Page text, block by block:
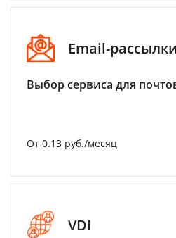
Email-рассылки
Выбор сервиса для
От 0.13 руб./месяц
VDI